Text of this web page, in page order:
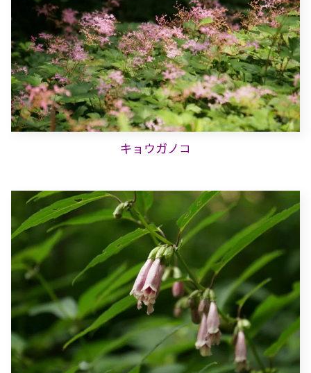
キョウガノコ